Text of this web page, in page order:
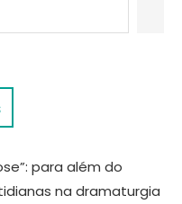
para além do
na dramaturgia